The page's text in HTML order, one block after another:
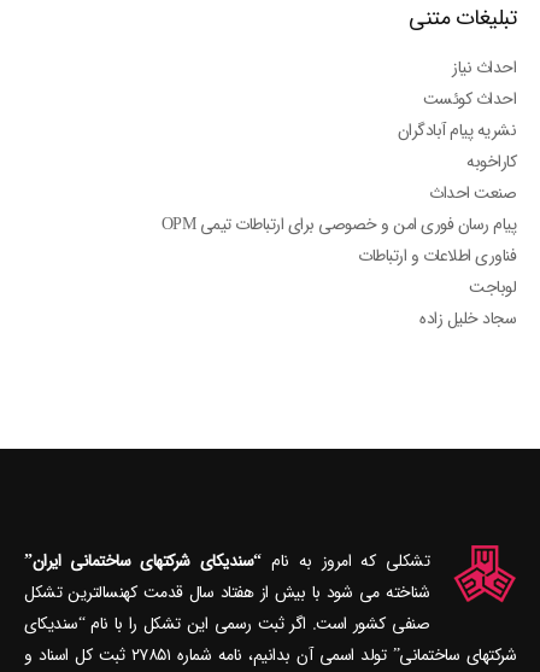
تبلیغات متنی
احداث نیاز
احداث کوئست
نشریه پیام آبادگران
کاراخوبه
صنعت احداث
پیام رسان فوری امن و خصوصی برای ارتباطات تیمی OPM
فناوری اطلاعات و ارتباطات
لوباجت
سجاد خلیل زاده
تشکلی که امروز به نام“سندیکای شرکتهای ساختمانی ایران”
شناخته می‎ شود با بیش از هفتاد سال قدمت کهنسال‎ترین تشکل
صنفی کشور است. اگر ثبت رسمی این تشکل را با نام “سندیکای
شرکتهای ساختمانی” تولد اسمی آن بدانیم، نامه شماره ۲۷۸۵۱ ثبت کل اسناد و